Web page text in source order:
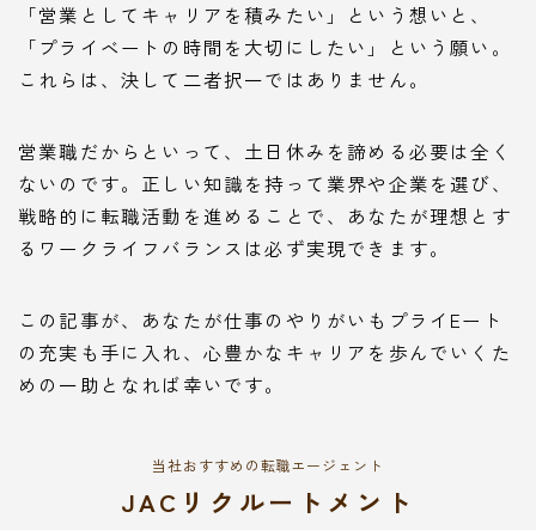
「営業としてキャリアを積みたい」という想いと、
「プライベートの時間を大切にしたい」という願い。
これらは、決して二者択一ではありません。
営業職だからといって、土日休みを諦める必要は全く
ないのです。正しい知識を持って業界や企業を選び、
戦略的に転職活動を進めることで、あなたが理想とす
るワークライフバランスは必ず実現できます。
この記事が、あなたが仕事のやりがいもプライEート
の充実も手に入れ、心豊かなキャリアを歩んでいくた
めの一助となれば幸いです。
当社おすすめの転職エージェント
JACリクルートメント